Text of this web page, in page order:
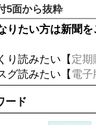
5面から抜粋
りたい方は新聞
り読みたい【 定期
グ読みたい【 電子
ード